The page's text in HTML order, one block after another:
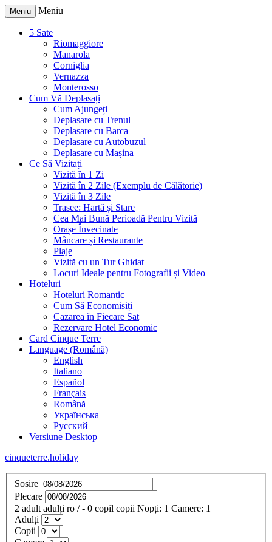
Meniu Meniu
5 Sate
Riomaggiore
Manarola
Corniglia
Vernazza
Monterosso
Cum Vă Deplasați
Cum Ajungeți
Deplasare cu Trenul
Deplasare cu Barca
Deplasare cu Autobuzul
Deplasare cu Mașina
Ce Să Vizitați
Vizită în 1 Zi
Vizită în 2 Zile (Exemplu de Călătorie)
Vizită în 3 Zile
Trasee: Hartă și Stare
Cea Mai Bună Perioadă Pentru Vizită
Orașe Învecinate
Mâncare și Restaurante
Plaje
Vizită cu un Tur Ghidat
Locuri Ideale pentru Fotografii și Video
Hoteluri
Hoteluri Romantic
Cum Să Economisiți
Cazarea în Fiecare Sat
Rezervare Hotel Economic
Card Cinque Terre
Language (Română)
English
Italiano
Español
Français
Română
Українська
Русский
Versiune Desktop
cinqueterre.holiday
Sosire
Plecare
2 adult adulți ro / - 0 copil copii Nopți: 1 Camere: 1
Adulți
Copii